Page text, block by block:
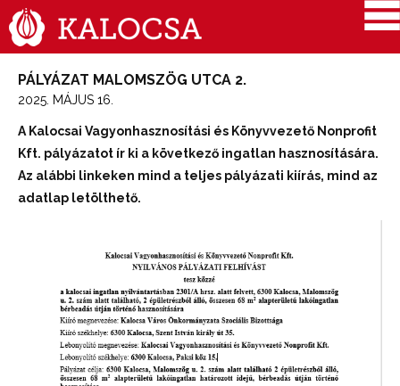
PÁLYÁZAT MALOMSZÖG UTCA 2.
2025. MÁJUS 16.
A Kalocsai Vagyonhasznosítási és Könyvvezető Nonprofit
Kft. pályázatot ír ki a következő ingatlan hasznosítására.
Az alábbi linkeken mind a teljes pályázati kiírás, mind az
adatlap letölthető.